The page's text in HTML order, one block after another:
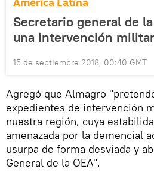
Secretario general de
una intervención
15 de septiembre 2018, 00:40 GMT
​Agregó que Almagro
expedientes de intervención
nuestra región, cuya
amenazada por la demencial
usurpa de forma desviada y
General de la OEA".